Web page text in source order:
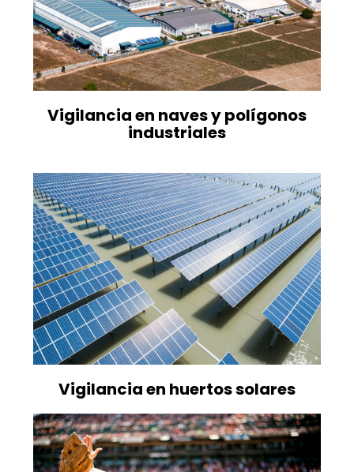
Vigilancia en naves y polígonos
industriales
Vigilancia en huertos solares